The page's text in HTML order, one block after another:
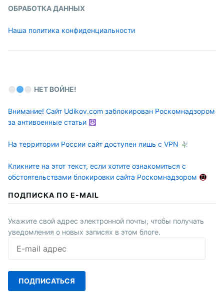
ОБРАБОТКА ДАННЫХ
Наша политика конфиденциальности
НЕТ ВОЙНЕ!
Внимание! Сайт Udikov.com заблокирован Роскомнадзором
за антивоенные статьи
На территории России сайт доступен лишь с VPN
Кликните на этот текст, если хотите ознакомиться с
обстоятельствами блокировки сайта Роскомнадзором
ПОДПИСКА ПО E-MAIL
Укажите свой адрес электронной почты, чтобы получать
уведомления о новых записях в этом блоге.
mail
ПОДПИСАТЬСЯ